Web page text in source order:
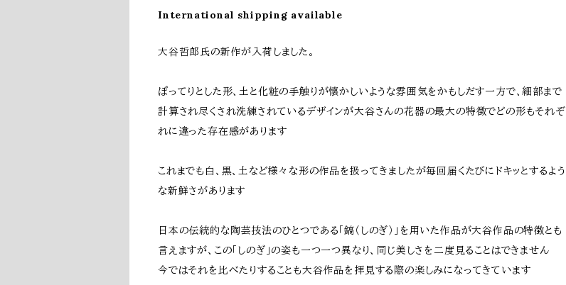
International shipping available
大谷哲郎氏の新作が入荷しました。
ぽってりとした形、土と化粧の手触りが懐かしいような雰囲気をかもしだす一方で、細部まで
計算され尽くされ洗練されているデザインが大谷さんの花器の最大の特徴でどの形もそれぞ
れに違った存在感があります
これまでも白、黒、土など様々な形の作品を扱ってきましたが毎回届くたびにドキッとするよう
な新鮮さがあります
日本の伝統的な陶芸技法のひとつである「鎬（しのぎ）」を用いた作品が大谷作品の特徴とも
言えますが、この「しのぎ」の姿も一つ一つ異なり、同じ美しさを二度見ることはできません
今ではそれを比べたりすることも大谷作品を拝見する際の楽しみになってきています